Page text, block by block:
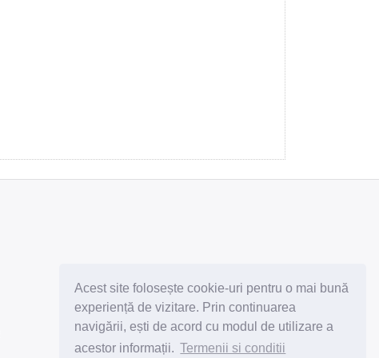
Acest site folosește cookie-uri pentru o mai bună
experiență de vizitare. Prin continuarea
navigării, ești de acord cu modul de utilizare a
acestor informații. Termenii si conditii
Subscribe Unsubscribe